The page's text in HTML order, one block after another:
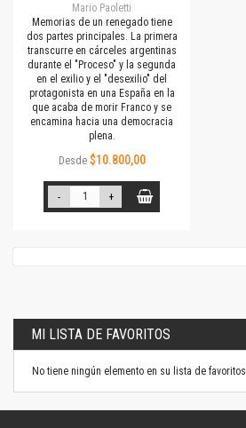
Mario Paoletti
Memorias de un renegado tiene
dos partes principales. La primera
transcurre en cárceles argentinas
durante el "Proceso" y la segunda
en el exilio y el "desexilio" del
protagonista en una España en la
que acaba de morir Franco y se
encamina hacia una democracia
plena.
Desde $10.800,00
- +
MI LISTA DE FAVORITOS
No tiene ningún elemento en su lista de favoritos.